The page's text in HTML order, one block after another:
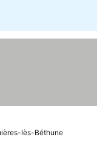
lès-Béthune